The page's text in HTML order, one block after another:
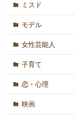
ミスド
モデル
女性芸能人
子育て
恋・心理
映画